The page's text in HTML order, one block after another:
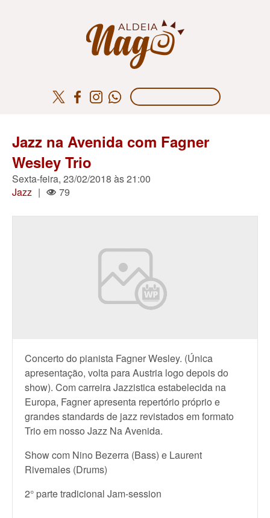
Jazz na Avenida com Fagner
Wesley Trio
Sexta-feira, 23/02/2018 às 21:00
Jazz | 79
Concerto do pianista Fagner Wesley. (Única
apresentação, volta para Austria logo depois do
show). Com carreira Jazzistica estabelecida na
Europa, Fagner apresenta repertório próprio e
grandes standards de jazz revistados em formato
Trio em nosso Jazz Na Avenida.
Show com Nino Bezerra (Bass) e Laurent
Rivemales (Drums)
2° parte tradicional Jam-session